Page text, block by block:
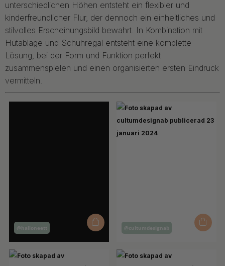
unterschiedlichen Höhen entsteht ein flexibler und
kinderfreundlicher Flur, der dennoch ein einheitliches und
stilvolles Erscheinungsbild bewahrt. In Kombination mit
Hutablage und Schuhregal entsteht eine komplette
Lösung, bei der Form und Funktion perfekt
zusammenspielen und einen organisierten ersten Eindruck
vermitteln.
Inlägg
av
@halloneett
Inlägg
av
@cultumdesignab